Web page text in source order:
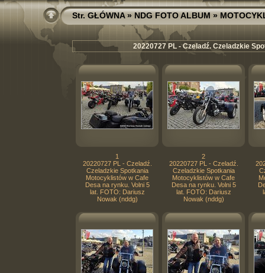
Str. GŁÓWNA»NDG FOTO ALBUM»
20220727 PL - Czeladź. Czeladzkie
1
20220727 PL - Czeladź.
Czeladzkie Spotkania
Motocyklistów w Cafe
Desa na rynku. Volni 5
lat. FOTO: Dariusz
Nowak (nddg)
2
20220727 PL - Czeladź.
Czeladzkie Spotkania
Motocyklistów w Cafe
Desa na rynku. Volni 5
lat. FOTO: Dariusz
Nowak (nddg)